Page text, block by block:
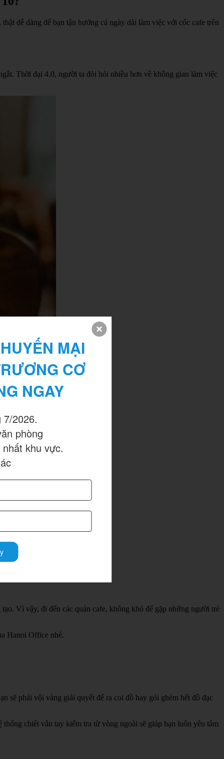
dễ dàng để bạn tận hưởng cả ngày dài làm việc với cốc cafe trên
Thời đại 4.0, người ta đòi hỏi nhiều hơn về không gian làm việc
Vì vậy, đi đến các quán cafe, không khó để gặp những người trẻ
Hanoi Office nhé.
sẽ phải vội vàng giải quyết để ra coi đồ hay gói ghém hết đồ đạc
chiết vân tay kiểm tra từ vòng ngoài sẽ giúp bạn luôn yên tâm
MẠI
CƠ
NGAY
2026.
phòng
khu vực.